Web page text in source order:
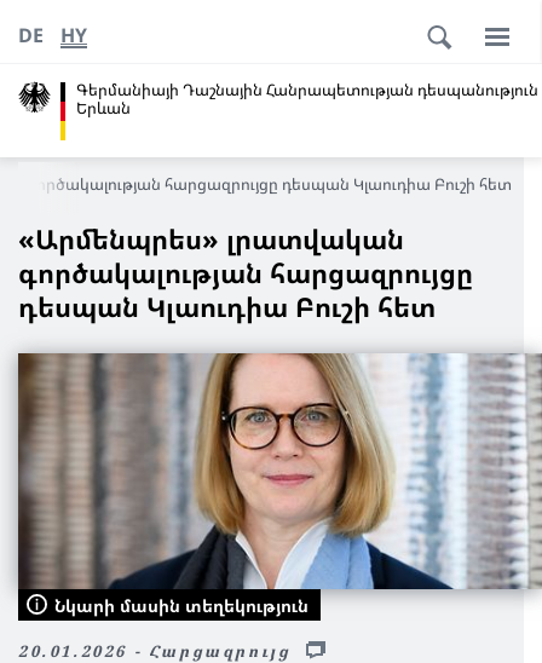
Գերմանիայի Դաշնային Հանրապետության դեսպանություն
Երևան
DE HY
գործակալության հարցազրույցը դեսպան Կլաուդիա Բուշի հետ
«Արմենպրես» լրատվական
գործակալության հարցազրույցը
դեսպան Կլաուդիա Բուշի հետ
Նկարի մասին տեղեկություն
20.01.2026 - Հարցազրույց